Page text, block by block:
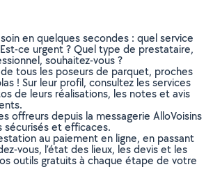
en quelques secondes : quel service
ce urgent ? Quel type de prestataire,
souhaitez-vous ?
tous les poseurs de parquet, proches
! Sur leur profil, consultez les services
de leurs réalisations, les notes et avis
offreurs depuis la messagerie AlloVoisins
sécurisés et efficaces.
au paiement en ligne, en passant
vous, l’état des lieux, les devis et les
outils gratuits à chaque étape de votre